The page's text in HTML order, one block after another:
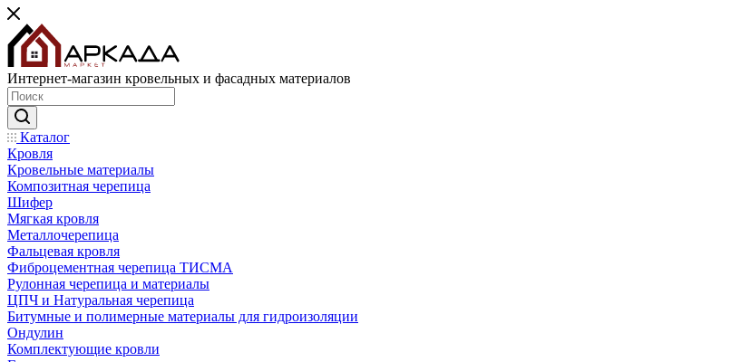
Интернет-магазин кровельных и фасадных материалов
Каталог
Кровля
Кровельные материалы
Композитная черепица
Шифер
Мягкая кровля
Металлочерепица
Фальцевая кровля
Фиброцементная черепица ТИСМА
Рулонная черепица и материалы
ЦПЧ и Натуральная черепица
Битумные и полимерные материалы для гидроизоляции
Ондулин
Комплектующие кровли